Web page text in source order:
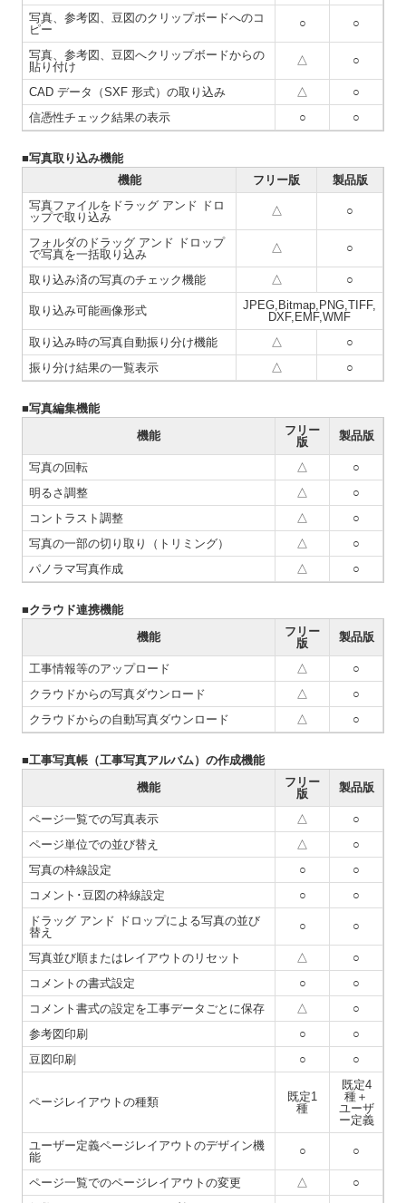
写真、参考図、豆図のクリップボードへのコ
ピー
○ ○
写真、参考図、豆図へクリップボードからの
貼り付け
△ ○
CAD データ（SXF 形式）の取り込み △
○
信憑性チェック結果の表示
○ ○
■写真取り込み機能
機能
フリー版
製品版
写真ファイルをドラッグ アンド ドロ
ップで取り込み
△ ○
フォルダのドラッグ アンド ドロップ
で写真を一括取り込み
△ ○
取り込み済の写真のチェック機能 △ ○
取り込み可能画像形式
JPEG,Bitmap,PNG,TIFF,
DXF,EMF,WMF
取り込み時の写真自動振り分け機能
△
○
振り分け結果の一覧表示
△ ○
■写真編集機能
機能
フリー
版
製品版
写真の回転 △
○
明るさ調整
△
○
コントラスト調整
△
○
写真の一部の切り取り（トリミング）
△
○
パノラマ写真作成
△ ○
■クラウド連携機能
機能
フリー
版
製品版
工事情報等のアップロード △
○
クラウドからの写真ダウンロード
△
○
クラウドからの自動写真ダウンロード
△ ○
■工事写真帳（工事写真アルバム）の作成機能
機能
フリー
版
製品版
ページ一覧での写真表示 △
○
ページ単位での並び替え
△
○
写真の枠線設定
○
○
コメント･豆図の枠線設定
○
○
ドラッグ アンド ドロップによる写真の並び
替え
○ ○
写真並び順またはレイアウトのリセット △
○
コメントの書式設定
○
○
コメント書式の設定を工事データごとに保存
△
○
参考図印刷
○
○
豆図印刷
○ ○
ページレイアウトの種類
既定1
種
既定4
種＋
ユーザ
ー定義
ユーザー定義ページレイアウトのデザイン機
能
○ ○
ページ一覧でのページレイアウトの変更 △
○